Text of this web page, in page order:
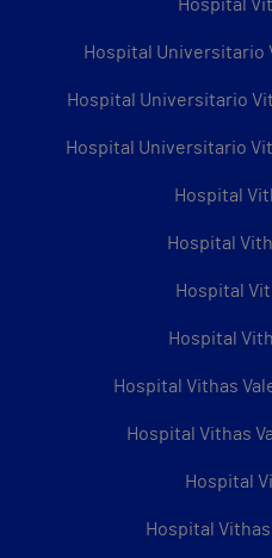
Hospital
Hospital Universitario
Hospital Universitario
Hospital Universitario
Hospital
Hospital
Hospital
Hospital
Hospital Vithas
Hospital Vithas
Hospital
Hospital